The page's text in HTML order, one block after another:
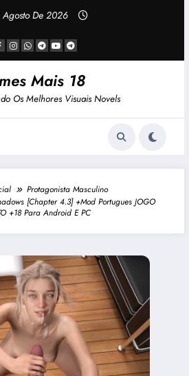
Agosto De 2026
Mais 18
Os Melhores Visuais Novels
Protagonista Masculino
[Chapter 4.3] +Mod Portugues JOGO
+18 Para Android E PC